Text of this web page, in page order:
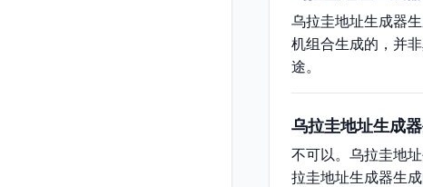
乌拉圭地址生成器
机组合生成的，并
途。
乌拉圭地址生成
不可以。乌拉圭地
拉圭地址生成器生